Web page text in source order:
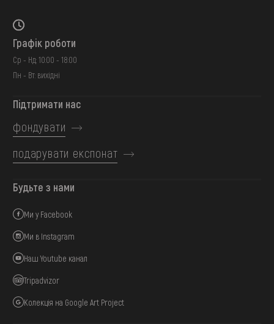
Графік роботи
Ср - Нд: 10:00 - 18:00
Пн - Вт: вихідні
Підтримати нас
фондувати
подарувати експонат
Будьте з нами
Ми у Facebook
Ми в Instagram
Наш Youtube канал
Tripadvizor
Колекція на Google Art Project